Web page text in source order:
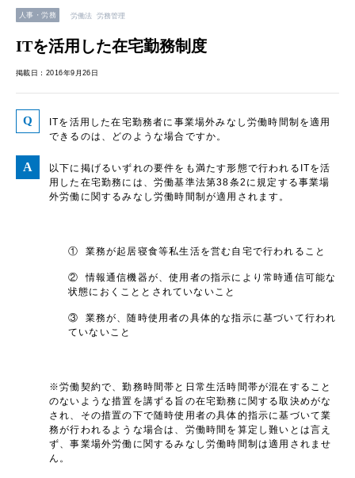
人事・労務 労働法 労務管理
ITを活用した在宅勤務制度
掲載日：2016年9月26日
ITを活用した在宅勤務者に事業場外みなし労働時間制を適用
できるのは、どのような場合ですか。
以下に掲げるいずれの要件をも満たす形態で行われるITを活
用した在宅勤務には、労働基準法第38条2に規定する事業場
外労働に関するみなし労働時間制が適用されます。
① 業務が起居寝食等私生活を営む自宅で行われること
② 情報通信機器が、使用者の指示により常時通信可能な
状態におくこととされていないこと
③ 業務が、随時使用者の具体的な指示に基づいて行われ
ていないこと
※労働契約で、勤務時間帯と日常生活時間帯が混在すること
のないような措置を講ずる旨の在宅勤務に関する取決めがな
され、その措置の下で随時使用者の具体的指示に基づいて業
務が行われるような場合は、労働時間を算定し難いとは言え
ず、事業場外労働に関するみなし労働時間制は適用されませ
ん。